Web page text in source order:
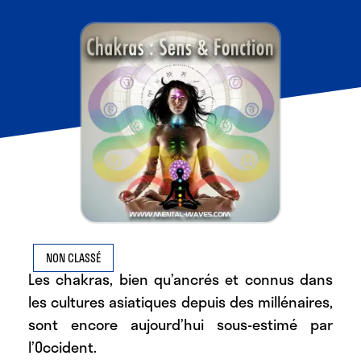
NON CLASSÉ
Les chakras, bien qu’ancrés et connus dans
les cultures asiatiques depuis des millénaires,
sont encore aujourd’hui sous-estimé par
l’Occident.